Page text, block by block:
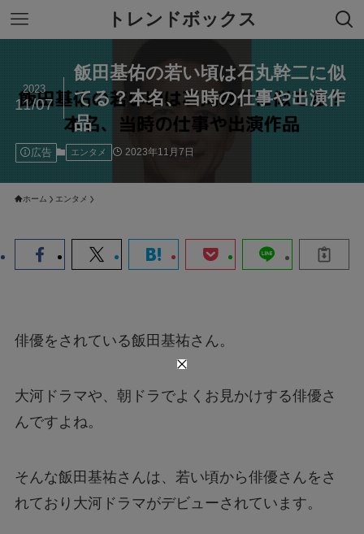
トレンドボックス
飯田基佑の若い頃は石丸幹二に似
てる？本名、当時の仕事や出演作
品
2023
11/07
広告 エンタメ 2023年11月7日
ホーム エンタメ
俳優をされている飯田基祐さん。
大河ドラマや、朝ドラでよくお見かけする俳優さ
んですよね。
そんな飯田基祐さんは、若い頃から俳優さんをさ
れており大河ドラマがデビューされています。